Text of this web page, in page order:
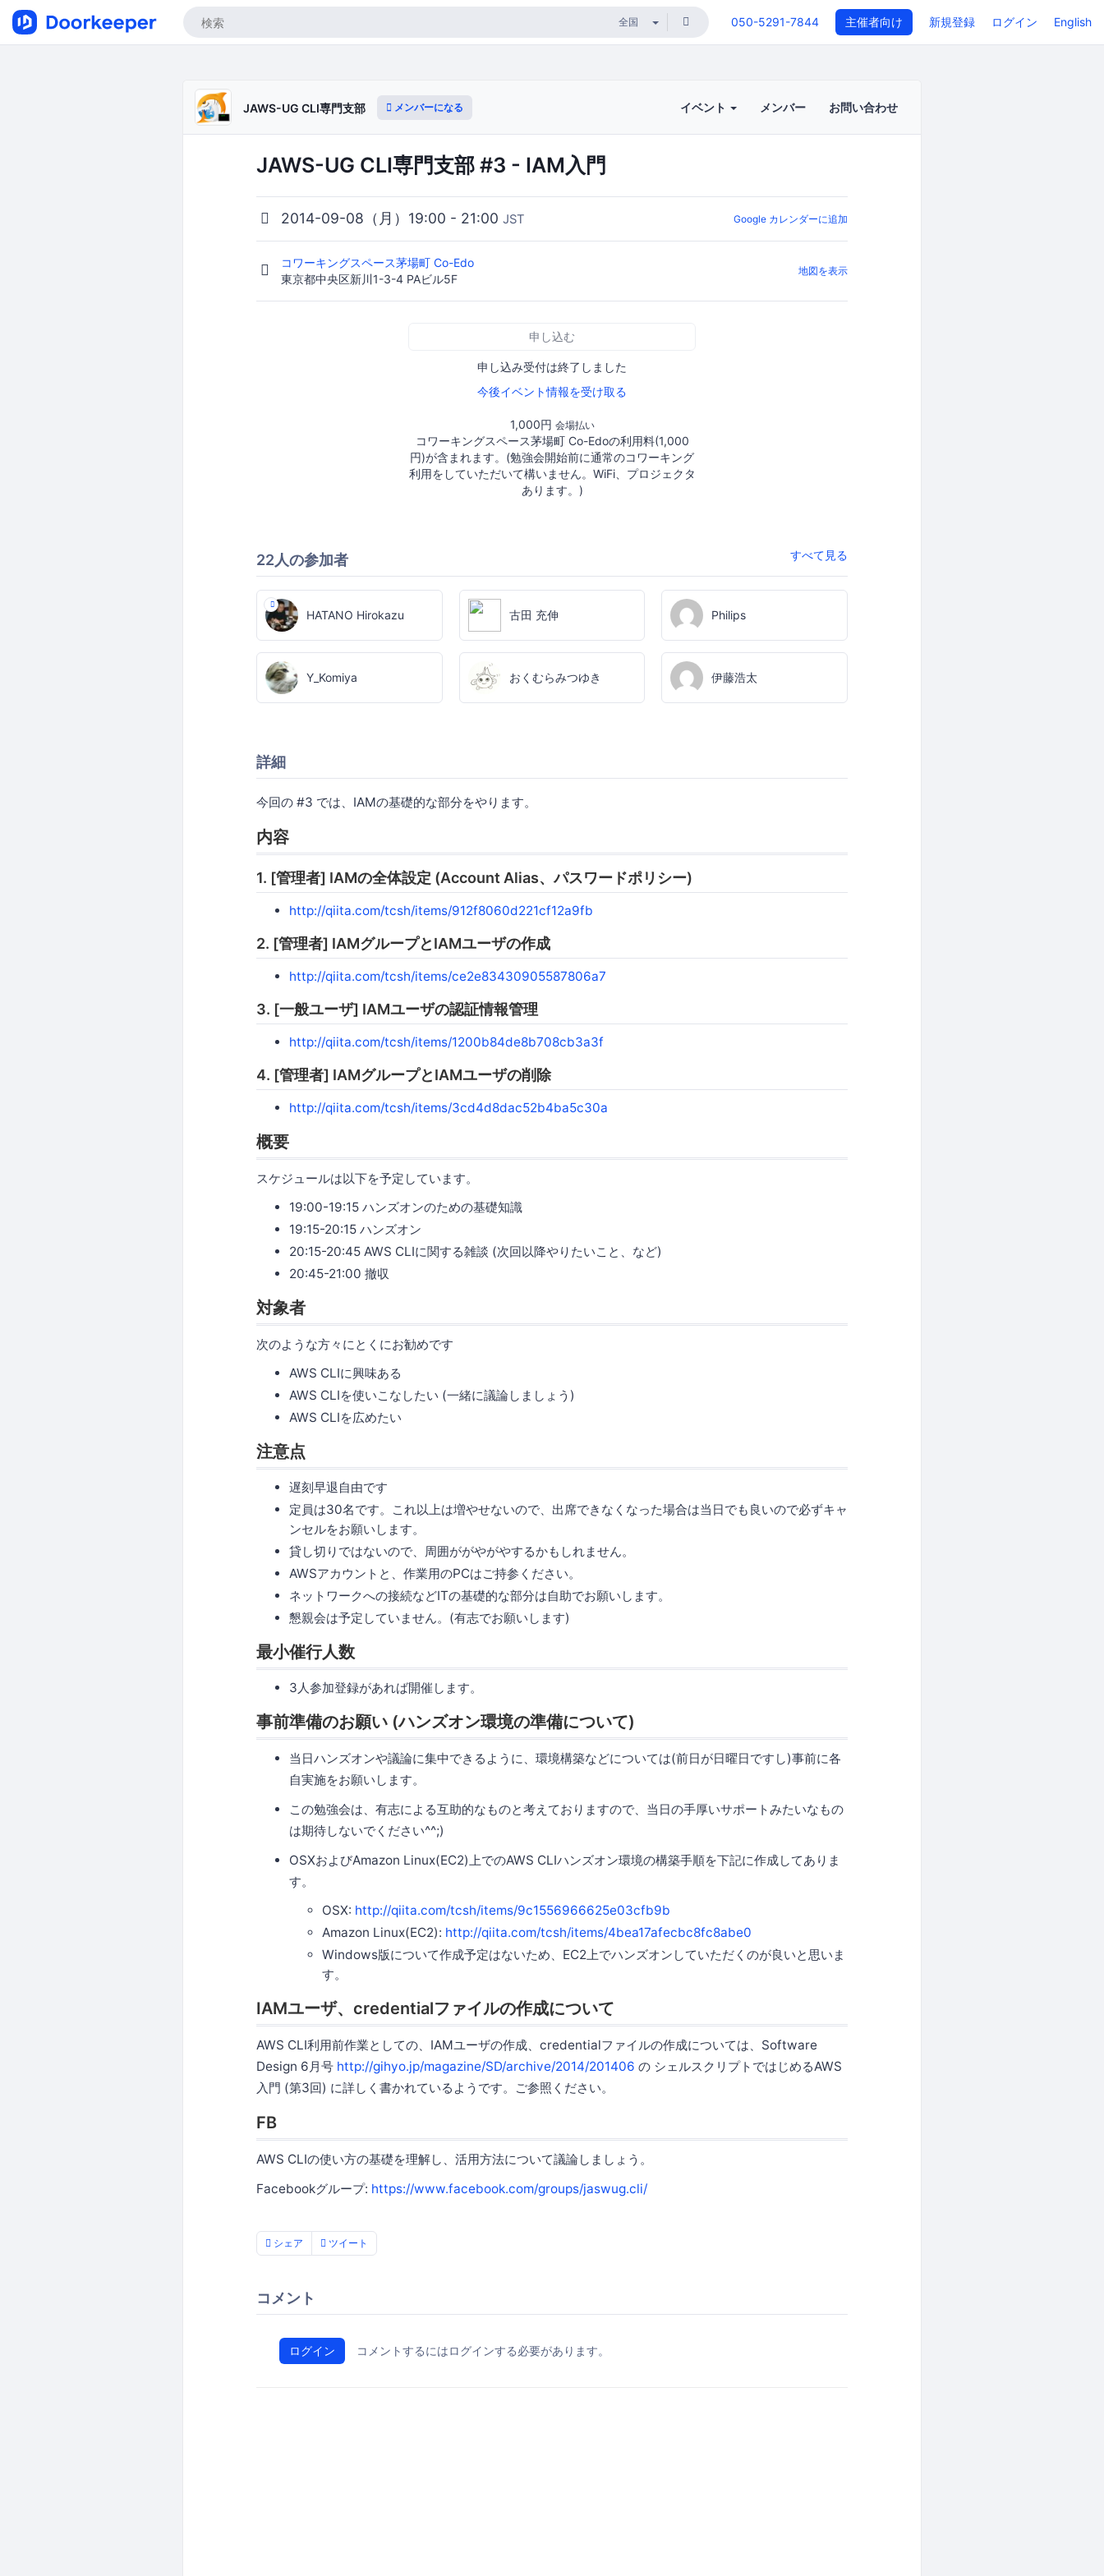
050-5291-7844 主催者向け 新規登録 ログイン English
JAWS-UG CLI専門支部 メンバーになる イベント メンバー お問い合わせ
JAWS-UG CLI専門支部 #3 - IAM入門
2014-09-08（月）19:00 - 21:00 JST Google カレンダーに追加
コワーキングスペース茅場町 Co-Edo
東京都中央区新川1-3-4 PAビル5F
地図を表示
申し込む
申し込み受付は終了しました
今後イベント情報を受け取る
1,000円 会場払い
コワーキングスペース茅場町 Co-Edoの利用料(1,000
円)が含まれます。(勉強会開始前に通常のコワーキング
利用をしていただいて構いません。WiFi、プロジェクタ
あります。)
22人の参加者 すべて見る
HATANO Hirokazu 古田 充伸 Philips
Y_Komiya おくむらみつゆき 伊藤浩太
詳細
今回の #3 では、IAMの基礎的な部分をやります。
内容
1. [管理者] IAMの全体設定 (Account Alias、パスワードポリシー)
http://qiita.com/tcsh/items/912f8060d221cf12a9fb
2. [管理者] IAMグループとIAMユーザの作成
http://qiita.com/tcsh/items/ce2e83430905587806a7
3. [一般ユーザ] IAMユーザの認証情報管理
http://qiita.com/tcsh/items/1200b84de8b708cb3a3f
4. [管理者] IAMグループとIAMユーザの削除
http://qiita.com/tcsh/items/3cd4d8dac52b4ba5c30a
概要
スケジュールは以下を予定しています。
19:00-19:15 ハンズオンのための基礎知識
19:15-20:15 ハンズオン
20:15-20:45 AWS CLIに関する雑談 (次回以降やりたいこと、など)
20:45-21:00 撤収
対象者
次のような方々にとくにお勧めです
AWS CLIに興味ある
AWS CLIを使いこなしたい (一緒に議論しましょう)
AWS CLIを広めたい
注意点
遅刻早退自由です
定員は30名です。これ以上は増やせないので、出席できなくなった場合は当日でも良いので必ずキャ
ンセルをお願いします。
貸し切りではないので、周囲ががやがやするかもしれません。
AWSアカウントと、作業用のPCはご持参ください。
ネットワークへの接続などITの基礎的な部分は自助でお願いします。
懇親会は予定していません。(有志でお願いします)
最小催行人数
3人参加登録があれば開催します。
事前準備のお願い (ハンズオン環境の準備について)
当日ハンズオンや議論に集中できるように、環境構築などについては(前日が日曜日ですし)事前に各
自実施をお願いします。
この勉強会は、有志による互助的なものと考えておりますので、当日の手厚いサポートみたいなもの
は期待しないでください^^;)
OSXおよびAmazon Linux(EC2)上でのAWS CLIハンズオン環境の構築手順を下記に作成してありま
す。
OSX: http://qiita.com/tcsh/items/9c1556966625e03cfb9b
Amazon Linux(EC2): http://qiita.com/tcsh/items/4bea17afecbc8fc8abe0
Windows版について作成予定はないため、EC2上でハンズオンしていただくのが良いと思いま
す。
IAMユーザ、credentialファイルの作成について
AWS CLI利用前作業としての、IAMユーザの作成、credentialファイルの作成については、Software
Design 6月号 http://gihyo.jp/magazine/SD/archive/2014/201406 の シェルスクリプトではじめるAWS
入門 (第3回) に詳しく書かれているようです。ご参照ください。
FB
AWS CLIの使い方の基礎を理解し、活用方法について議論しましょう。
Facebookグループ: https://www.facebook.com/groups/jaswug.cli/
シェア ツイート
コメント
ログイン コメントするにはログインする必要があります。